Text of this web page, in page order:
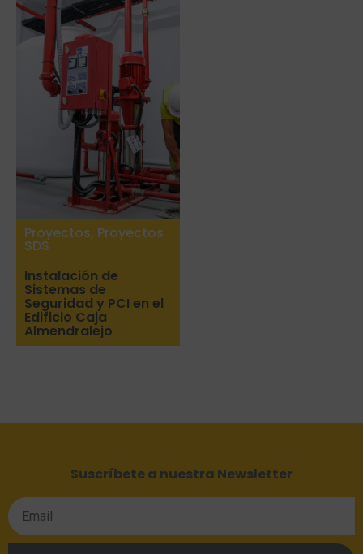
Proyectos, Proyectos
SDS
Instalación de
Sistemas de
Seguridad y PCI en el
Edificio Caja
Almendralejo
Suscríbete a nuestra Newsletter